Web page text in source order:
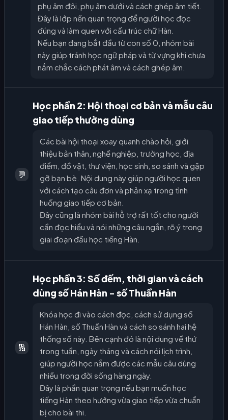
phụ âm đôi, phụ âm dưới và cách ghép âm tiết.
Đây là lớp nền quan trọng để người học đọc
đúng và làm quen với cấu trúc chữ Hàn.
Nếu bạn đang bắt đầu từ con số 0, nhóm bài
này giúp tránh học ngữ pháp và từ vựng khi chưa
nắm chắc cách phát âm và cách ghép âm.
💬
Học phần 2: Hội thoại cơ bản và mẫu câu
giao tiếp thường dùng
Các bài hội thoại xoay quanh chào hỏi, giới
thiệu bản thân, nghề nghiệp, trường học, địa
điểm, đồ vật, thư viện, học sinh, so sánh và gặp
gỡ bạn bè. Nội dung này giúp người học quen
với cách tạo câu đơn và phản xạ trong tình
huống giao tiếp cơ bản.
Đây cũng là nhóm bài hỗ trợ rất tốt cho người
cần đọc hiểu và nói những câu ngắn, rõ ý trong
giai đoạn đầu học tiếng Hàn.
🔢
Học phần 3: Số đếm, thời gian và cách
dùng số Hán Hàn - số Thuần Hàn
Khóa học đi vào cách đọc, cách sử dụng số
Hán Hàn, số Thuần Hàn và cách so sánh hai hệ
thống số này. Bên cạnh đó là nội dung về thứ
trong tuần, ngày tháng và cách nói lịch trình,
giúp người học nắm được các mẫu câu dùng
nhiều trong đời sống hàng ngày.
Đây là phần quan trọng nếu bạn muốn học
tiếng Hàn theo hướng vừa giao tiếp vừa chuẩn
bị cho bài thi.